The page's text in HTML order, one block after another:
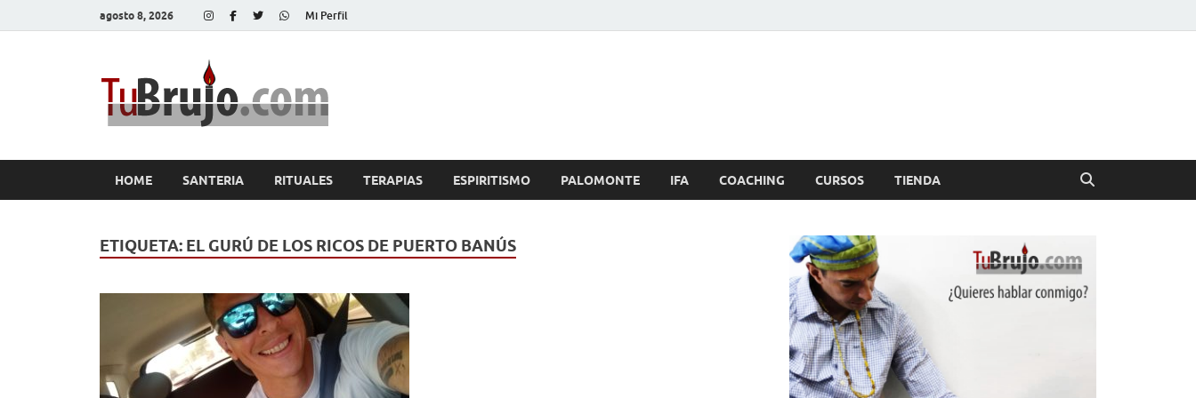
agosto 8, 2026 Mi Perfil
HOME SANTERIA RITUALES TERAPIAS ESPIRITISMO PALOMONTE IFA COACHING CURSOS TIENDA
ETIQUETA: EL GURÚ DE LOS RICOS DE PUERTO BANÚS